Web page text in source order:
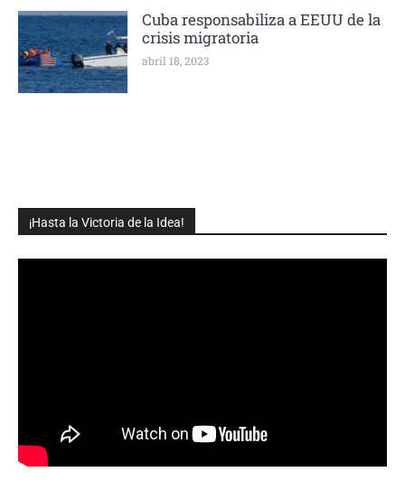
¡Hasta la Victoria de la Idea!
Cuba responsabiliza a EEUU de la
crisis migratoria
abril 18, 2023